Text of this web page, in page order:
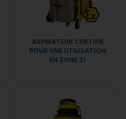
ASPIRATEUR CERTIFIÉ
POUR UNE UTILISATION
EN ZONE 21